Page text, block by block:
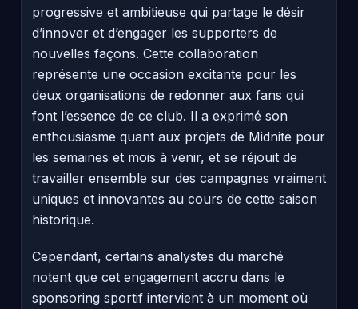
progressive et ambitieuse qui partage le désir
d’innover et d’engager les supporters de
nouvelles façons. Cette collaboration
représente une occasion excitante pour les
deux organisations de redonner aux fans qui
font l’essence de ce club. Il a exprimé son
enthousiasme quant aux projets de Midnite pour
les semaines et mois à venir, et se réjouit de
travailler ensemble sur des campagnes vraiment
uniques et innovantes au cours de cette saison
historique.
Cependant, certains analystes du marché
notent que cet engagement accru dans le
sponsoring sportif intervient à un moment où